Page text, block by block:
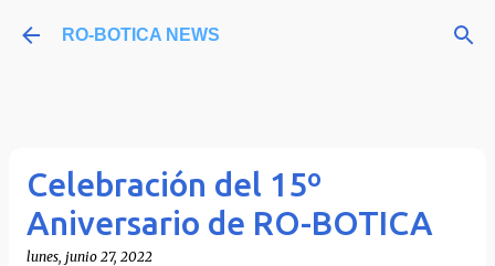
Ir al contenido principal
RO-BOTICA NEWS
Celebración del 15º
Aniversario de RO-BOTICA
lunes, junio 27, 2022